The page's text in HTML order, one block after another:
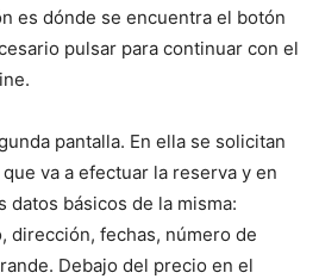
es dónde se encuentra el botón
pulsar para continuar con el
pantalla. En ella se solicitan
va a efectuar la reserva y en
datos básicos de la misma:
dirección, fechas, número de
Debajo del precio en el